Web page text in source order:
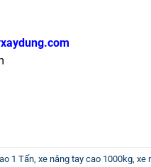
1 Tấn, xe nâng tay cao 1000kg, xe